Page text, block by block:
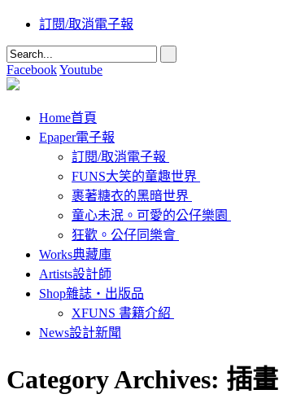
訂閱/取消電子報
FacebookYoutube
Home首頁
Epaper電子報
訂閱/取消電子報
FUNS大笑的童趣世界
裹著糖衣的黑暗世界
童心未泯。可愛的公仔樂園
狂歡。公仔同樂會
Works典藏庫
Artists設計師
Shop雜誌‧出版品
XFUNS 書籍介紹
News設計新聞
Category Archives: 插畫